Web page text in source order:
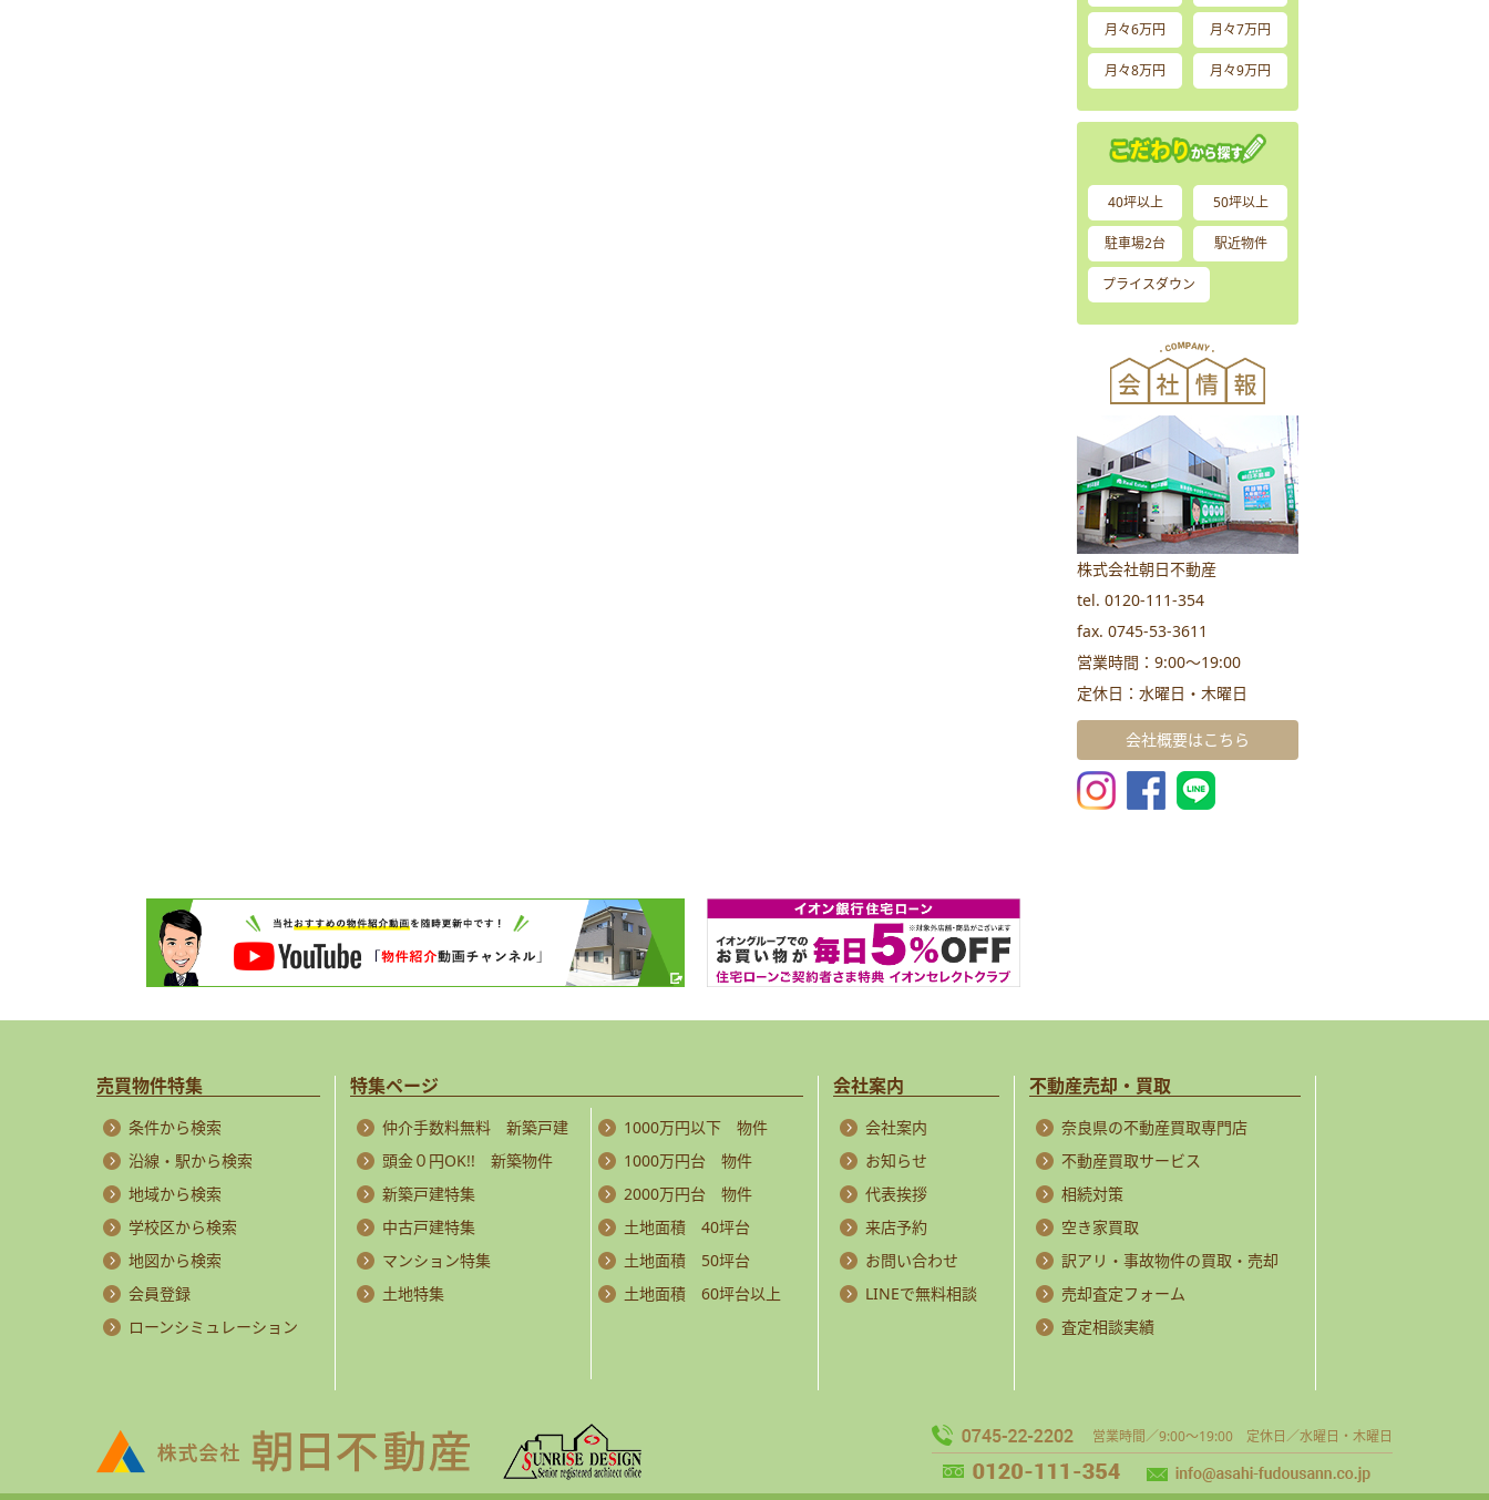
月々6万円 月々7万円
月々8万円 月々9万円
40坪以上 50坪以上
駐車場2台 駅近物件
プライスダウン
株式会社朝日不動産
tel. 0120-111-354
fax. 0745-53-3611
営業時間：9:00～19:00
定休日：水曜日・木曜日
会社概要はこちら
売買物件特集
条件から検索
沿線・駅から検索
地域から検索
学校区から検索
地図から検索
会員登録
ローンシミュレーション
特集ページ
仲介手数料無料 新築戸建
頭金０円OK!! 新築物件
新築戸建特集
中古戸建特集
マンション特集
土地特集
1000万円以下 物件
1000万円台 物件
2000万円台 物件
土地面積 40坪台
土地面積 50坪台
土地面積 60坪台以上
会社案内
会社案内
お知らせ
代表挨拶
来店予約
お問い合わせ
LINEで無料相談
不動産売却・買取
奈良県の不動産買取専門店
不動産買取サービス
相続対策
空き家買取
訳アリ・事故物件の買取・売却
売却査定フォーム
査定相談実績
営業時間／9:00～19:00 定休日／水曜日・木曜日